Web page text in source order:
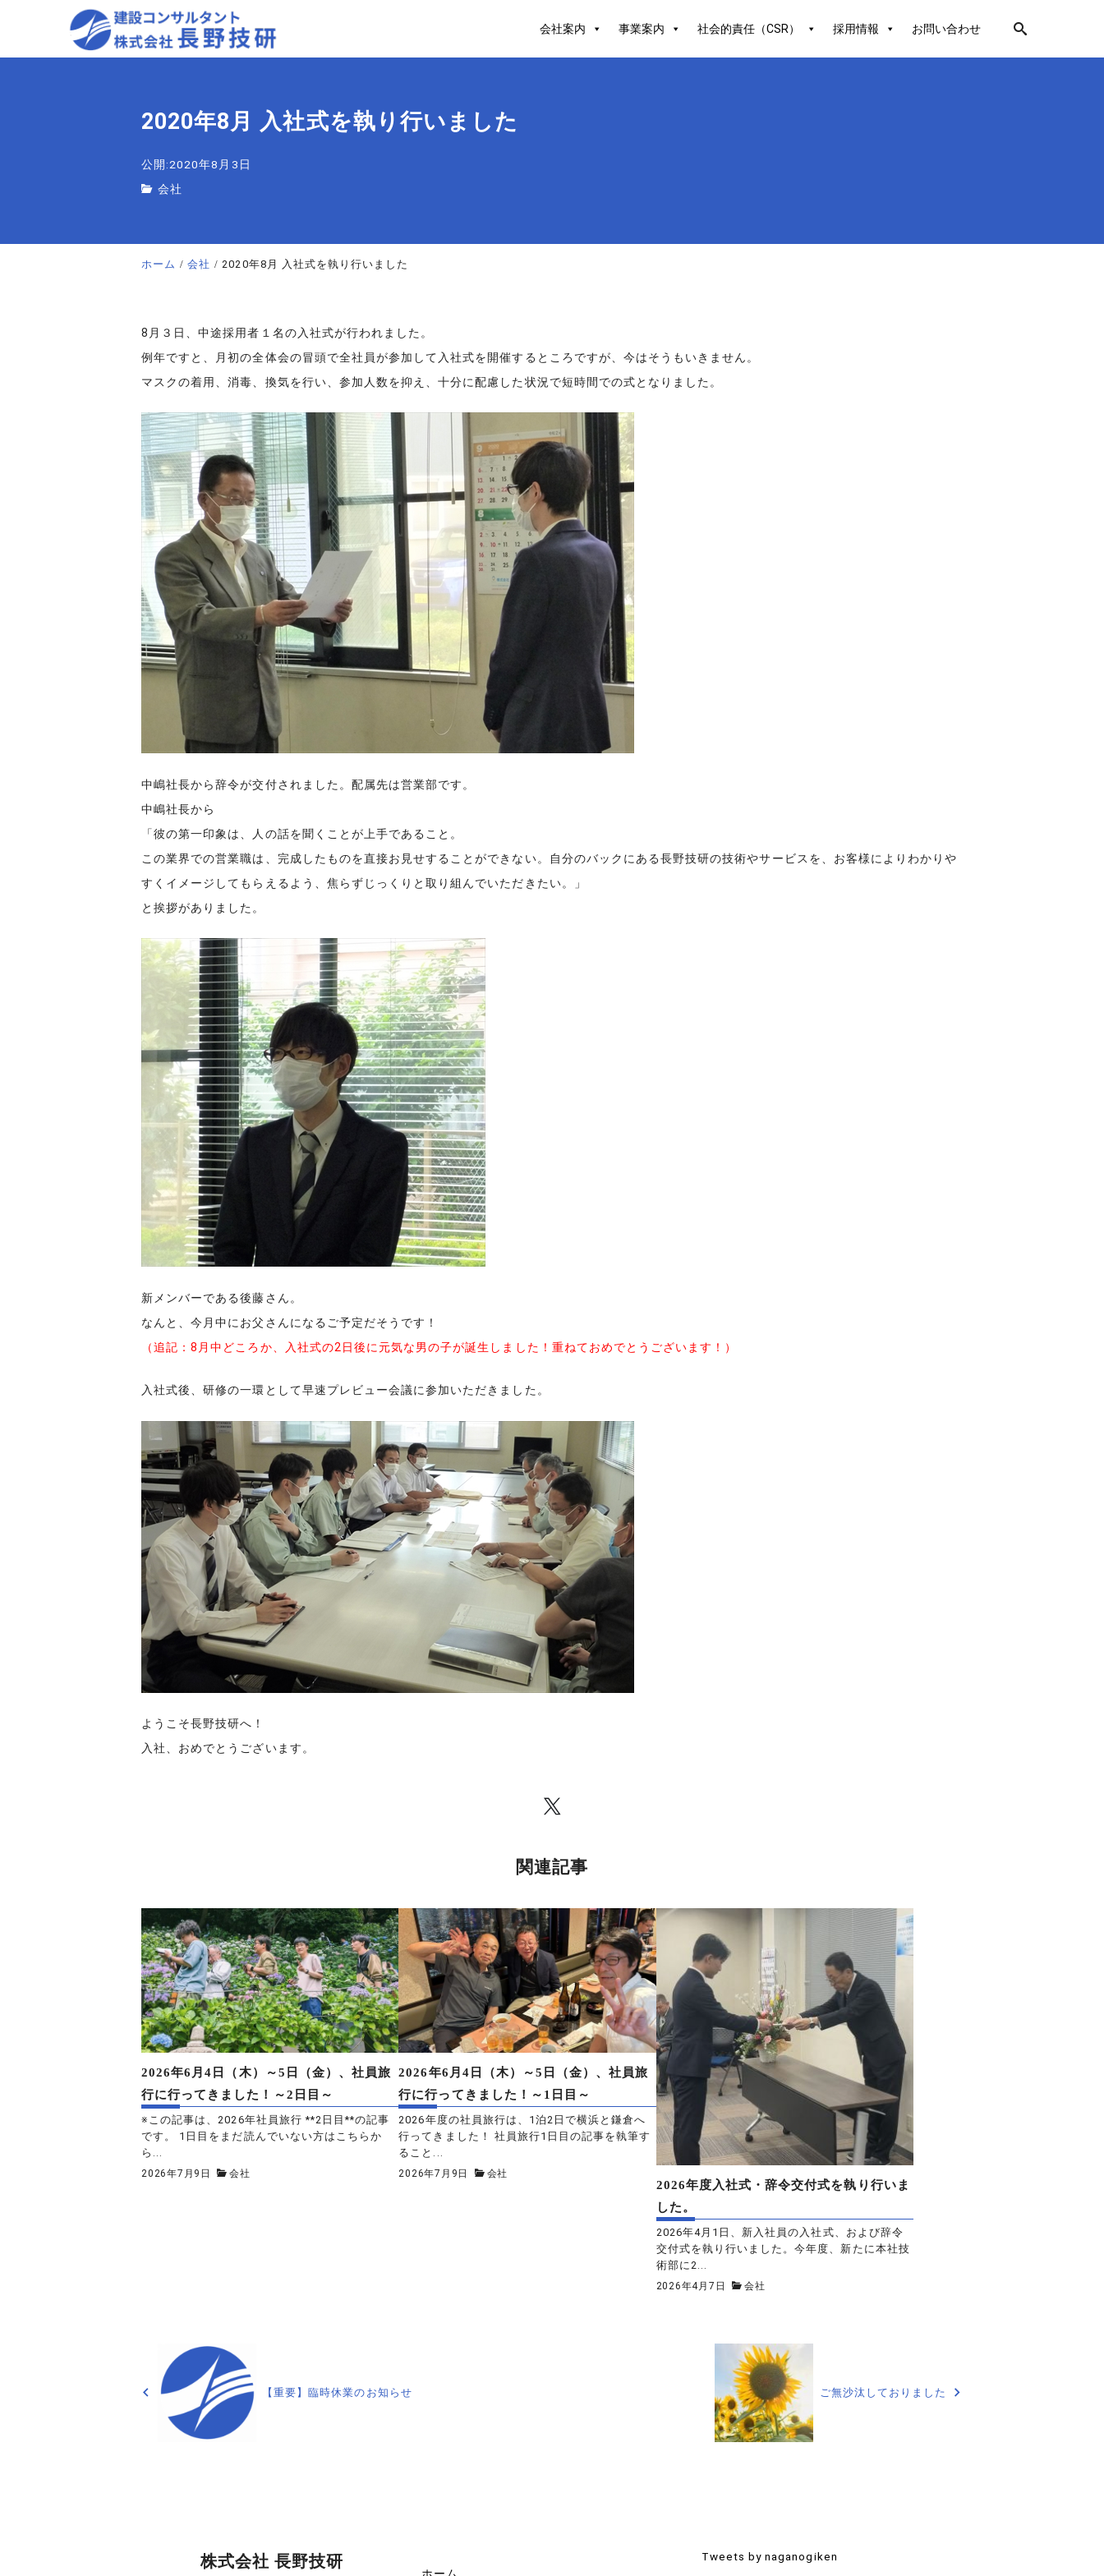
会社案内 事業案内 社会的責任（CSR） 採用情報 お問い合わせ
2020年8月 入社式を執り行いました
公開:2020年8月3日
会社
ホーム 会社 2020年8月 入社式を執り行いました
8月３日、中途採用者１名の入社式が行われました。
例年ですと、月初の全体会の冒頭で全社員が参加して入社式を開催するところですが、今はそうもいきません。
マスクの着用、消毒、換気を行い、参加人数を抑え、十分に配慮した状況で短時間での式となりました。
中嶋社長から辞令が交付されました。 配属先は営業部です。
中嶋社長から
「彼の第一印象は、人の話を聞くことが上手であること。
この業界での営業職は、完成したものを直接お見せすることができない。自分のバックにある長野技研の技術やサービスを、お客様によりわかりや
すくイメージしてもらえるよう、焦らずじっくりと取り組んでいただきたい。」
と挨拶がありました。
新メンバーである後藤さん。
なんと、今月中にお父さんになるご予定だそうです！
（追記：8月中どころか、入社式の2日後に元気な男の子が誕生しました！重ねておめでとうございます！）
入社式後、研修の一環として早速プレビュー会議に参加いただきました。
ようこそ長野技研へ！
入社、おめでとうございます。
関連記事
2026年6月4日（木）～5日（金）、社員旅
行に行ってきました！～2日目～
※この記事は、2026年社員旅行 **2日目**の記事
です。 1日目をまだ読んでいない方はこちらか
ら...
2026年7月9日 会社
2026年6月4日（木）～5日（金）、社員旅
行に行ってきました！～1日目～
2026年度の社員旅行は、1泊2日で横浜と鎌倉へ
行ってきました！ 社員旅行1日目の記事を執筆す
ること...
2026年7月9日 会社
2026年度入社式・辞令交付式を執り行いま
した。
2026年4月1日、新入社員の入社式、および辞令
交付式を執り行いました。今年度、新たに本社技
術部に2...
2026年4月7日 会社
稿
【重要】臨時休業のお知らせ ご無沙汰しておりました
株式会社 長野技研 Tweets by naganogiken